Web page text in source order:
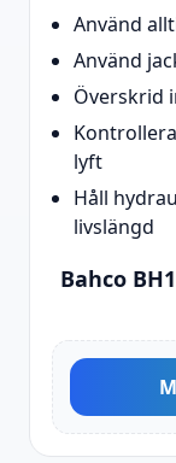
Använd
Använd
Överskrid
lyft
Håll
livslängd
Bahco